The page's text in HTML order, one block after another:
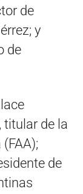
de
y
de
de la
de